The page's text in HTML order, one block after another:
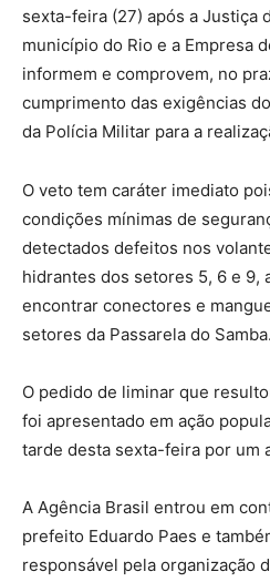
sexta-feira (27) após a Justiça
município do Rio e a Empresa
informem e comprovem, no
cumprimento das exigências
da Polícia Militar para a
O veto tem caráter imediato
condições mínimas de
detectados defeitos nos
hidrantes dos setores 5, 6 e 9,
encontrar conectores e
setores da Passarela do Samba.
O pedido de liminar que
foi apresentado em ação
tarde desta sexta-feira por um
A Agência Brasil entrou em
prefeito Eduardo Paes e
responsável pela organização